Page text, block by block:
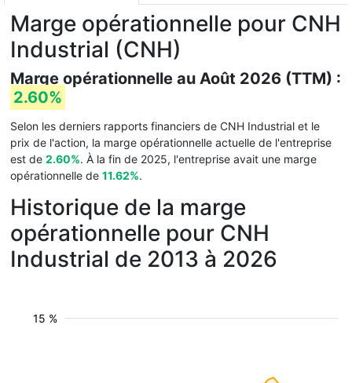
Marge opérationnelle pour CNH
Industrial (CNH)
Marge opérationnelle au Août 2026 (TTM) :
2.60%
Selon les derniers rapports financiers de CNH Industrial et le
prix de l'action, la marge opérationnelle actuelle de l'entreprise
est de 2.60%. À la fin de 2025, l'entreprise avait une marge
opérationnelle de 11.62%.
Historique de la marge
opérationnelle pour CNH
Industrial de 2013 à 2026
15 %